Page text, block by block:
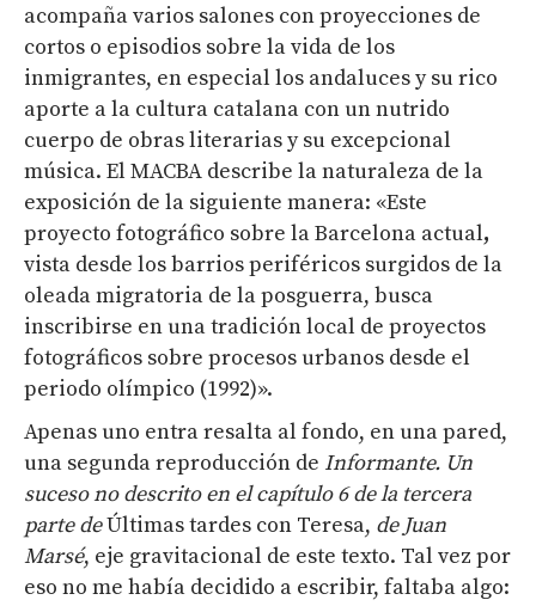
acompaña varios salones con proyecciones de
cortos o episodios sobre la vida de los
inmigrantes, en especial los andaluces y su rico
aporte a la cultura catalana con un nutrido
cuerpo de obras literarias y su excepcional
música. El MACBA describe la naturaleza de la
exposición de la siguiente manera: «Este
proyecto fotográfico sobre la Barcelona actual,
vista desde los barrios periféricos surgidos de la
oleada migratoria de la posguerra, busca
inscribirse en una tradición local de proyectos
fotográficos sobre procesos urbanos desde el
periodo olímpico (1992)».
Apenas uno entra resalta al fondo, en una pared,
una segunda reproducción de Informante. Un
suceso no descrito en el capítulo 6 de la tercera
parte deÚltimas tardes con Teresa, de Juan
Marsé, eje gravitacional de este texto. Tal vez por
eso no me había decidido a escribir, faltaba algo: